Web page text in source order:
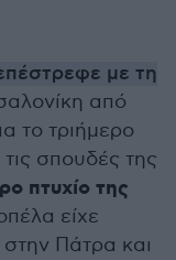
με τη
από
το τριήμερο
σπουδές της
πτυχίο της
είχε
στην Πάτρα και